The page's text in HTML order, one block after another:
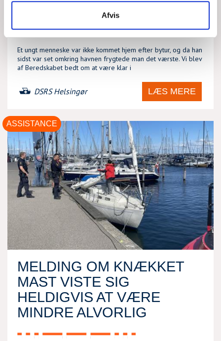
Afvis
SØN, 02/08/2026 - 10:17
Et ungt menneske var ikke kommet hjem efter bytur, og da han
sidst var set omkring havnen frygtede man det værste. Vi blev
af Beredskabet bedt om at være klar i
DSRS Helsingør LÆS MERE
MELDING OM KNÆKKET
MAST VISTE SIG
HELDIGVIS AT VÆRE
MINDRE ALVORLIG
ASSISTANCE